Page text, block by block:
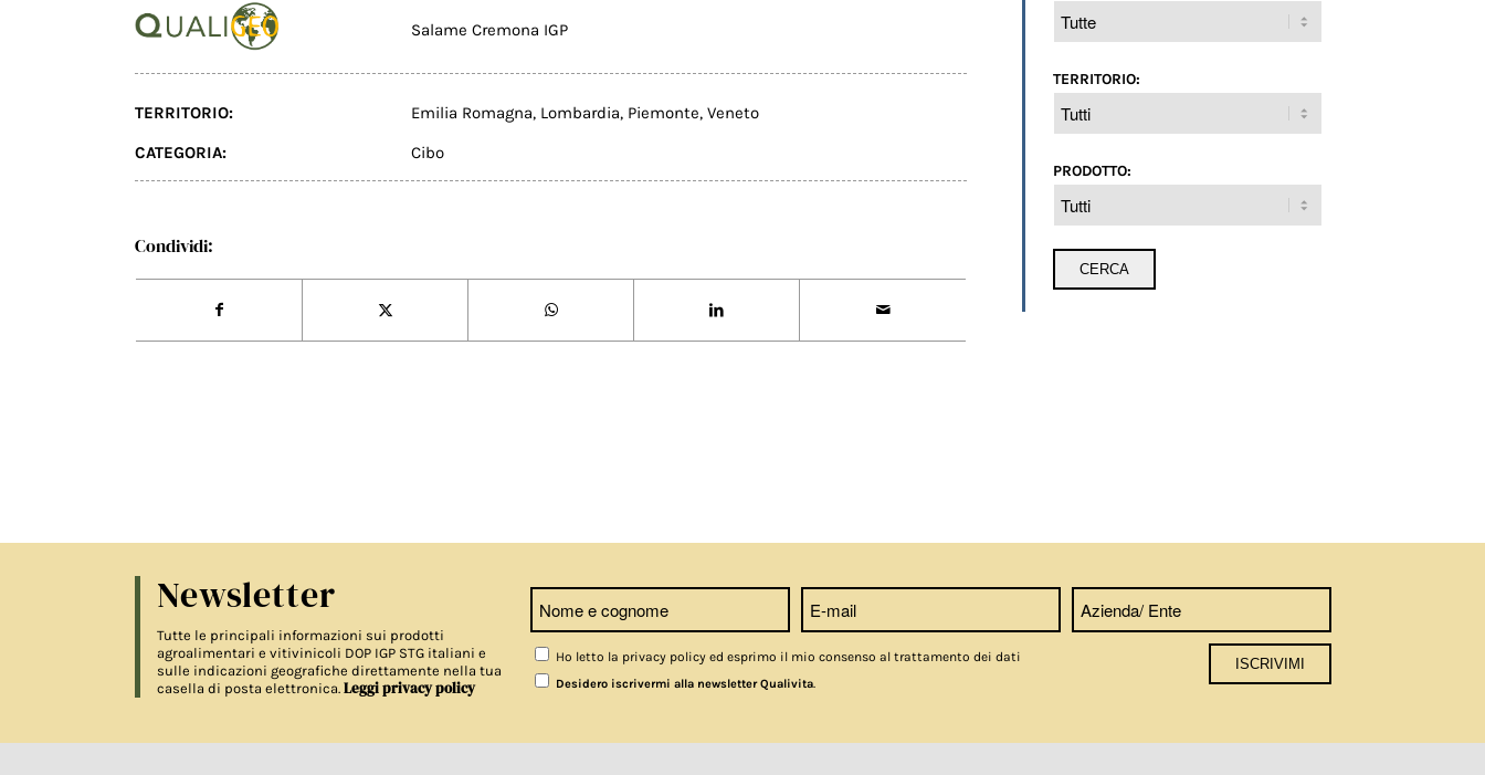
Salame Cremona IGP
TERRITORIO: Emilia Romagna, Lombardia, Piemonte, Veneto
CATEGORIA: Cibo
Condividi:
TERRITORIO:
PRODOTTO:
Newsletter
Tutte le principali informazioni sui prodotti
agroalimentari e vitivinicoli DOP IGP STG italiani e
sulle indicazioni geografiche direttamente nella tua
casella di posta elettronica. Leggi privacy policy
Ho letto la privacy policy ed esprimo il mio consenso al trattamento dei dati
Desidero iscrivermi alla newsletter Qualivita.